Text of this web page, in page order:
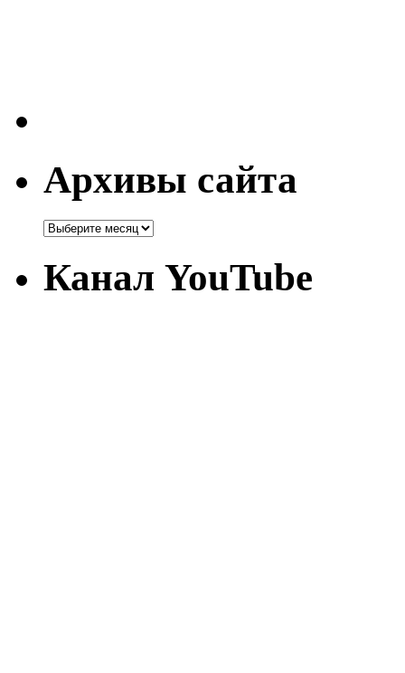
Архивы сайта
Канал YouTube